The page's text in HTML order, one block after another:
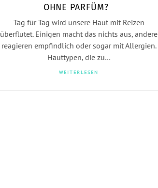
OHNE PARFÜM?
Tag für Tag wird unsere Haut mit Reizen
überflutet. Einigen macht das nichts aus, andere
reagieren empfindlich oder sogar mit Allergien.
Hauttypen, die zu…
WEITERLESEN